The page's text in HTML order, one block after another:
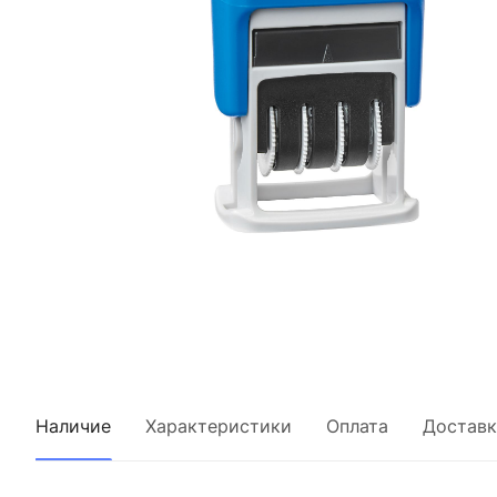
Наличие Характеристики Оплата